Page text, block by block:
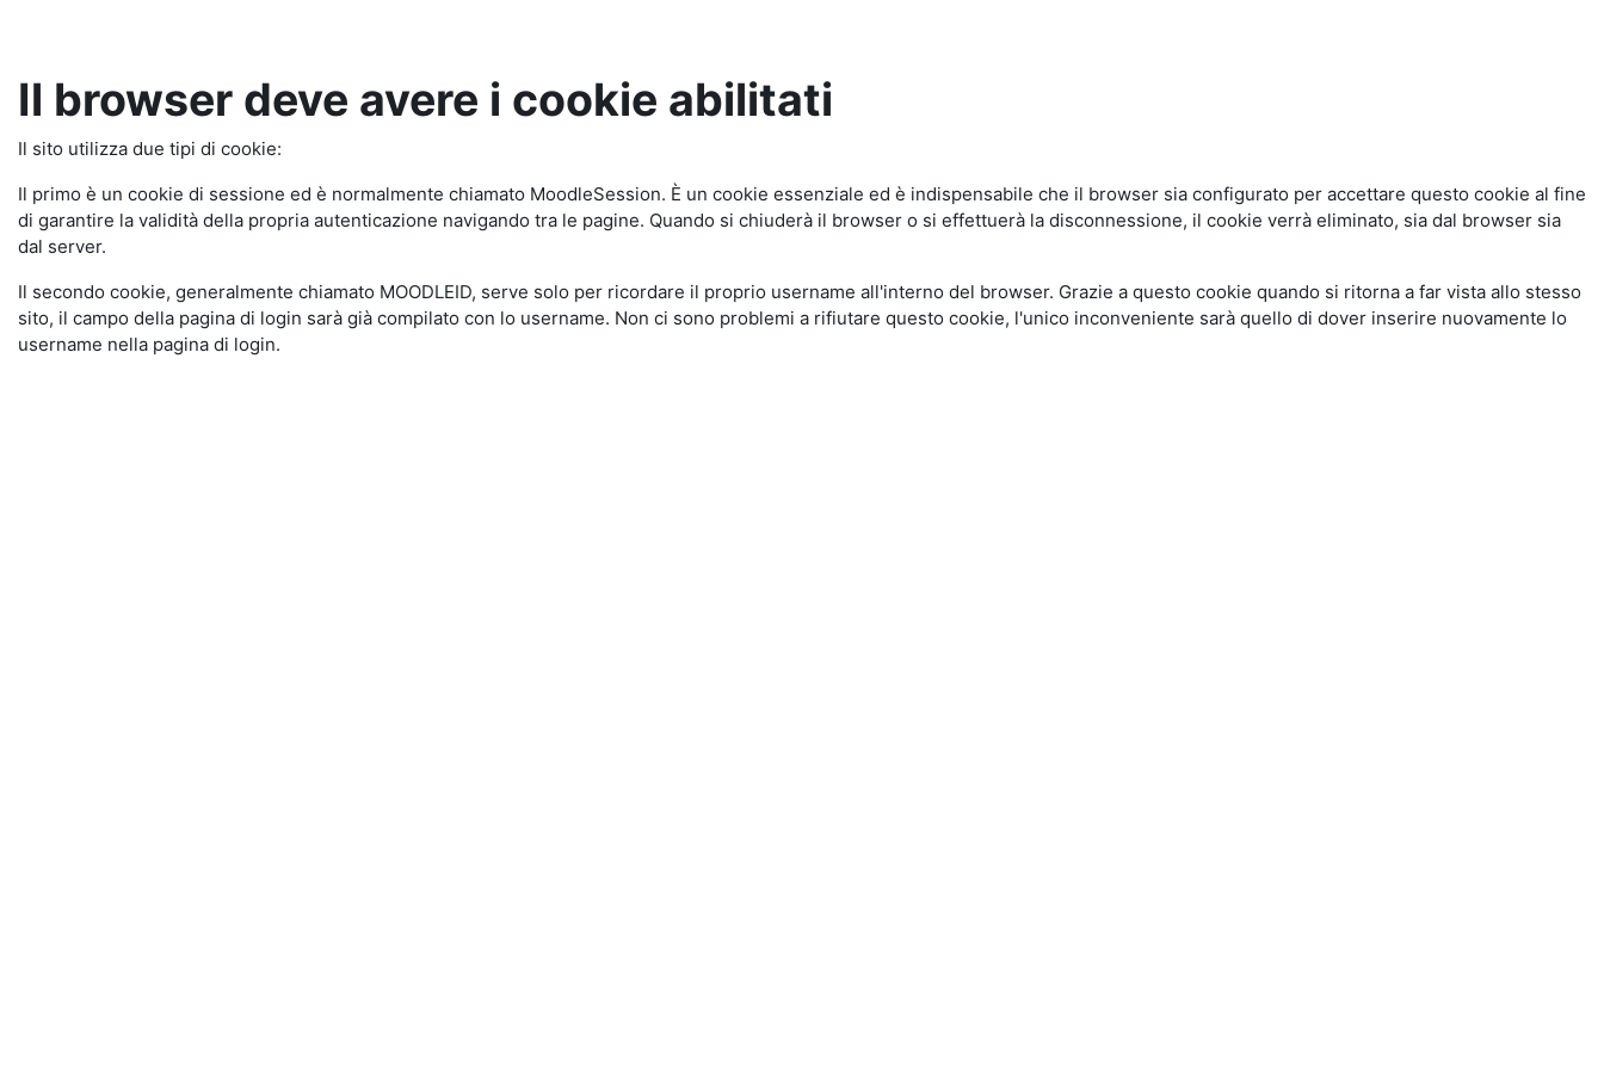
Il browser deve avere i cookie abilitati
Il sito utilizza due tipi di cookie:
Il primo è un cookie di sessione ed è normalmente chiamato MoodleSession. È un cookie essenziale ed è indispensabile che il browser sia configurato per accettare questo cookie al fine
di garantire la validità della propria autenticazione navigando tra le pagine. Quando si chiuderà il browser o si effettuerà la disconnessione, il cookie verrà eliminato, sia dal browser sia
dal server.
Il secondo cookie, generalmente chiamato MOODLEID, serve solo per ricordare il proprio username all'interno del browser. Grazie a questo cookie quando si ritorna a far vista allo stesso
sito, il campo della pagina di login sarà già compilato con lo username. Non ci sono problemi a rifiutare questo cookie, l'unico inconveniente sarà quello di dover inserire nuovamente lo
username nella pagina di login.